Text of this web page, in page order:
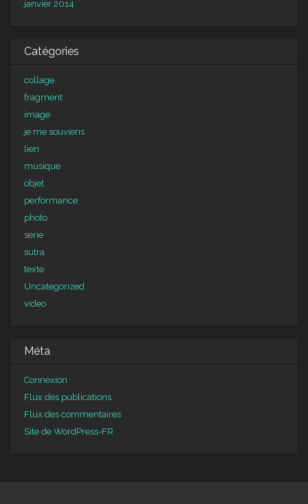
janvier 2014
Catégories
collage
fragment
image
je me souviens
lien
musique
objet
performance
photo
serie
sutra
texte
Uncategorized
video
Méta
Connexion
Flux des publications
Flux des commentaires
Site de WordPress-FR